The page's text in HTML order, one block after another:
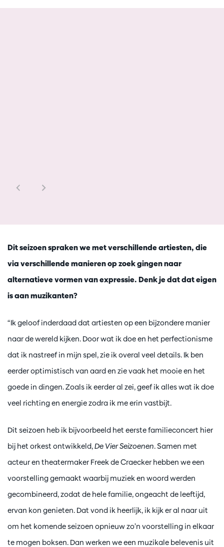
Dit seizoen spraken we met verschillende artiesten, die
via verschillende manieren op zoek gingen naar
alternatieve vormen van expressie. Denk je dat dat eigen
is aan muzikanten?
“Ik geloof inderdaad dat artiesten op een bijzondere manier
naar de wereld kijken. Door wat ik doe en het perfectionisme
dat ik nastreef in mijn spel, zie ik overal veel details. Ik ben
eerder optimistisch van aard en zie vaak het mooie en het
goede in dingen. Zoals ik eerder al zei, geef ik alles wat ik doe
veel richting en energie zodra ik me erin vastbijt.
Dit seizoen heb ik bijvoorbeeld het eerste familieconcert hier
bij het orkest ontwikkeld,De Vier Seizoenen. Samen met
acteur en theatermaker Freek de Craecker hebben we een
voorstelling gemaakt waarbij muziek en woord werden
gecombineerd, zodat de hele familie, ongeacht de leeftijd,
ervan kon genieten. Dat vond ik heerlijk, ik kijk er al naar uit
om het komende seizoen opnieuw zo’n voorstelling in elkaar
te mogen boksen. Dan werken we een muzikale belevenis uit